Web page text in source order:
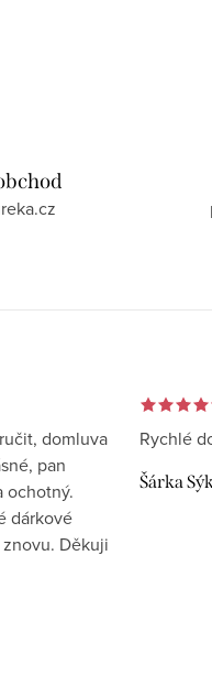
domluva
pan
ochotný.
dárkové
Děkuji
Rychlé
Šárka